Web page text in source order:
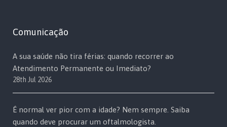
Comunicação
A sua saúde não tira férias: quando recorrer ao
Atendimento Permanente ou Imediato?
28th Jul 2026
É normal ver pior com a idade? Nem sempre. Saiba
quando deve procurar um oftalmologista.